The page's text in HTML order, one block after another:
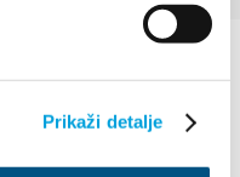
Prikaži detalje